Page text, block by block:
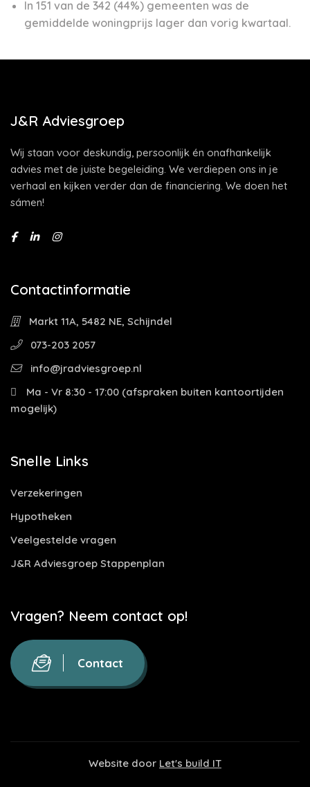
In 151 van de 342 (44%) gemeenten was de
gemiddelde woningprijs lager dan vorig kwartaal.
J&R Adviesgroep
Wij staan voor deskundig, persoonlijk én onafhankelijk
advies met de juiste begeleiding. We verdiepen ons in je
verhaal en kijken verder dan de financiering. We doen het
sámen!
Contactinformatie
Markt 11A, 5482 NE, Schijndel
073-203 2057
info@jradviesgroep.nl
Ma - Vr 8:30 - 17:00 (afspraken buiten kantoortijden
mogelijk)
Snelle Links
Verzekeringen
Hypotheken
Veelgestelde vragen
J&R Adviesgroep Stappenplan
Vragen? Neem contact op!
Contact
Website door Let's build IT